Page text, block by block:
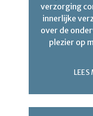
verzorging
innerlijke
over de
plezier op
LEES